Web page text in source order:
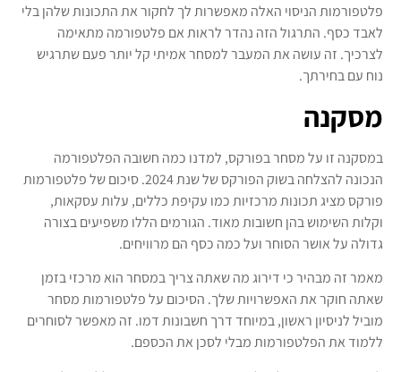
פלטפורמות הניסוי האלה מאפשרות לך לחקור את התכונות שלהן בלי
לאבד כסף. התרגול הזה נהדר לראות אם פלטפורמה מתאימה
לצרכיך. זה עושה את המעבר למסחר אמיתי קל יותר פעם שתרגיש
נוח עם בחירתך.
מסקנה
במסקנה זו על מסחר בפורקס, למדנו כמה חשובה הפלטפורמה
הנכונה להצלחה בשוק הפורקס של שנת 2024. סיכום של פלטפורמות
פורקס מציג תכונות מרכזיות כמו עקיפת כללים, עלות עסקאות,
וקלות השימוש בהן חשובות מאוד. הגורמים הללו משפיעים בצורה
גדולה על אושר הסוחר ועל כמה כסף הם מרוויחים.
מאמר זה מבהיר כי דירוג מה שאתה צריך במסחר הוא מרכזי בזמן
שאתה חוקר את האפשרויות שלך. הסיכום על פלטפורמות מסחר
מוביל לניסיון ראשון, במיוחד דרך חשבונות דמו. זה מאפשר לסוחרים
ללמוד את הפלטפורמות מבלי לסכן את הכספם.